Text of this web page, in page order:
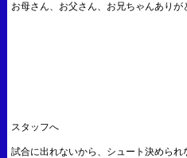
お母さん、お父さん、お兄ちゃんありが
スタッフへ
試合に出れないから、シュート決めら